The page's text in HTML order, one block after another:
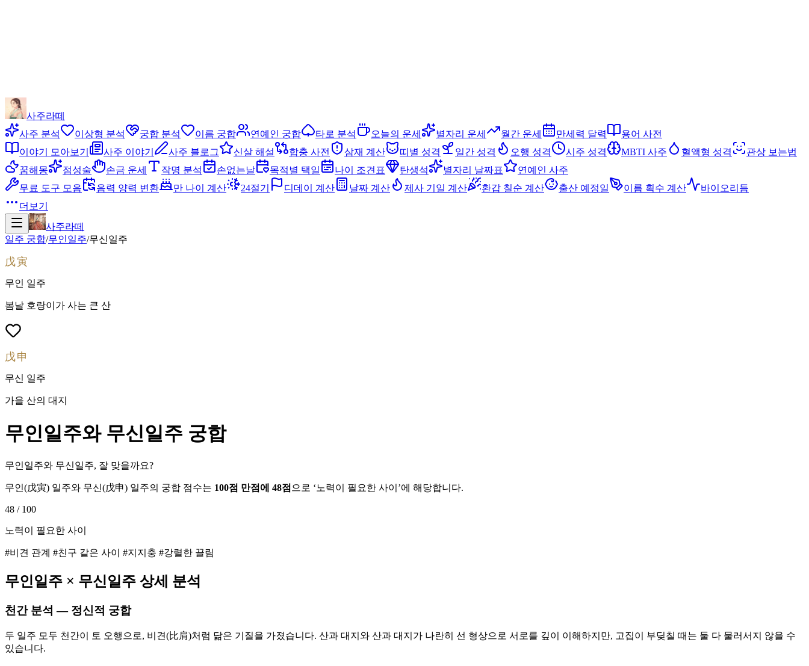
사주라떼
사주 분석
이상형 분석 궁합 분석 이름 궁합 연예인 궁합 타로 분석 오늘의 운세 별자리 운세 월간 운세 만세력 달력
용어 사전
이야기 모아보기
사주 이야기 사주 블로그 신살 해설 합충 사전 삼재 계산 띠별 성격 일간 성격 오행 성격 시주 성격 MBTI 사주 혈액형 성격
관상 보는법
꿈해몽
점성술 손금 운세 작명 분석 손없는날 목적별 택일 나이 조견표 탄생석 별자리 날짜표
연예인 사주
무료 도구 모음
음력 양력 변환 만 나이 계산 24절기 디데이 계산 날짜 계산 제사 기일 계산 환갑 칠순 계산 출산 예정일 이름 획수 계산
바이오리듬
더보기
사주라떼
일주 궁합/무인일주/무신일주
戊寅
무인 일주
봄날 호랑이가 사는 큰 산
戊申
무신 일주
가을 산의 대지
무인일주와 무신일주 궁합
무인일주와 무신일주, 잘 맞을까요?
무인(戊寅) 일주와 무신(戊申) 일주의 궁합 점수는 100점 만점에 48점 으로 ‘노력이 필요한 사이 ’에 해당합니다.
48 / 100
노력이 필요한 사이
#비견 관계 #친구 같은 사이 #지지충 #강렬한 끌림
무인일주 × 무신일주 상세 분석
천간 분석 — 정신적 궁합
두 일주 모두 천간이 토 오행으로, 비견(比肩)처럼 닮은 기질을 가졌습니다. 산과 대지와 산과 대지가 나란히 선 형상으로 서로를 깊이 이해하지만, 고집이 부딪칠 때는 둘 다 물러서지 않을 수
있습니다.